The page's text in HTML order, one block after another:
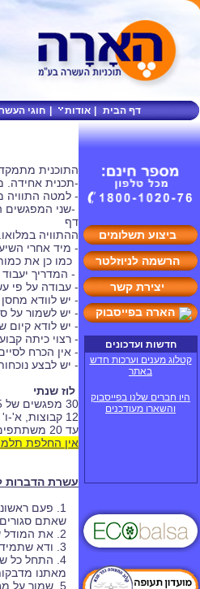
דף הבית אודות חוגי
ביצוע תשלומים
הרשמה לניוזלטר
יצירת קשר
הארה בפייסבוק
חדשות ועדכונים
קטלוג מענים וערכות חדש
באתר
היו חברים שלנו בפייסבוק
והשארו מעודכנים
התוכנית
-תכנית
- למטה התוויה
-שני המפגשים
דף
ההתוויה במלואו.
- מיד אחרי
כמו כן את
- המדריך
- עבודה על פי
- יש לוודא
- יש לשמור על
- יש לודא קיום
- רצוי כיתה
- אין הכרח
- יש לבצע
לוז שנתי
30 מפגשים של 45 דקות
12 קבוצות, א'-ו'
עד 20 משתתפים בקבוצה = עד 240 ילד
אין החלפת
עשרת הדברות
1. פעם
שאתם
2. את המודל שבנית, קח אתך לכל תחילת שיעור - להצגת הפעילות. תמונה שווה אלף מילים, תחשוב כמה מודל שווה.
3. ודא שתמיד תהיה באמתחתך תכנית פעולה וציוד נגיש למערך נוסף. אין לדעת מה ישתבש.
4. התחל
מאתנו
5. שמור על מבנה של שיעור: הצגת השיעור, בנייה